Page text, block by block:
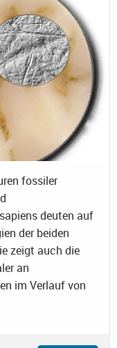
fossiler
deuten auf
der beiden
zeigt auch die
an
im Verlauf von